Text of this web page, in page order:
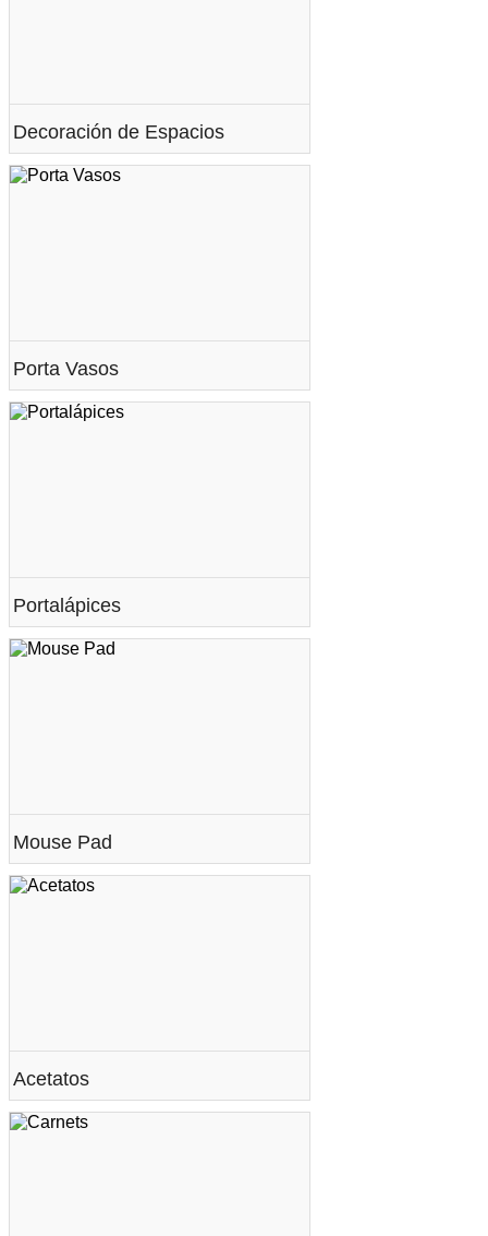
Decoración de Espacios
Porta Vasos
Portalápices
Mouse Pad
Acetatos